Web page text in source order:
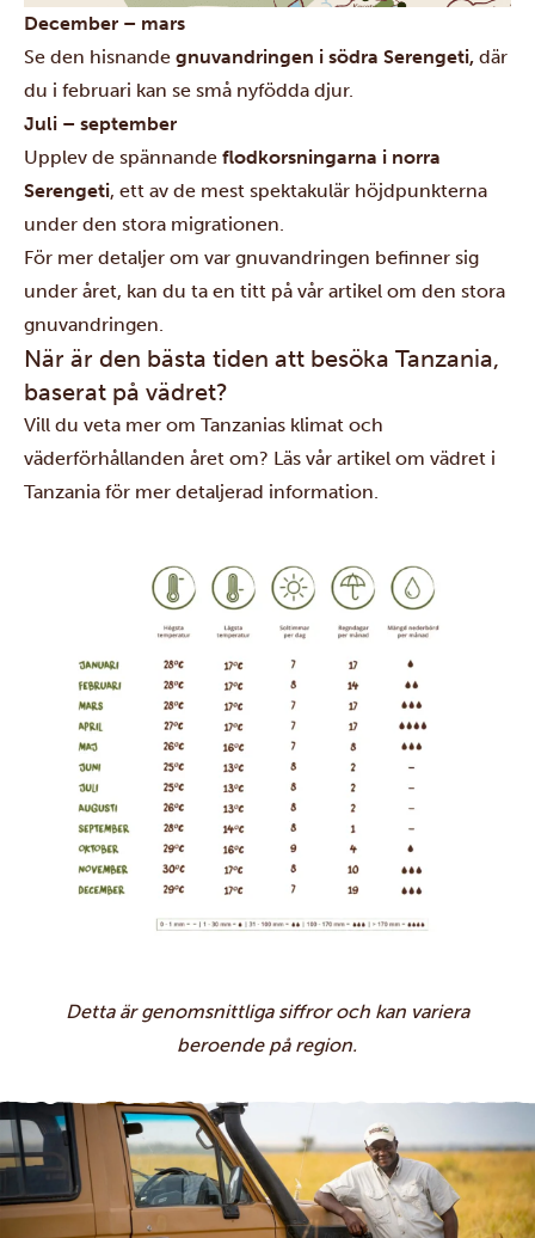
December – mars
Se den hisnande gnuvandringen i södra Serengeti, där
du i februari kan se små nyfödda djur.
Juli – september
Upplev de spännande flodkorsningarna i norra
Serengeti, ett av de mest spektakulär höjdpunkterna
under den stora migrationen.
För mer detaljer om var gnuvandringen befinner sig
under året, kan du ta en titt på vår artikel om den stora
gnuvandringen.
När är den bästa tiden att besöka Tanzania,
baserat på vädret?
Vill du veta mer om Tanzanias klimat och
väderförhållanden året om? Läs vår artikel om vädret i
Tanzania för mer detaljerad information.
Detta är genomsnittliga siffror och kan variera
beroende på region.